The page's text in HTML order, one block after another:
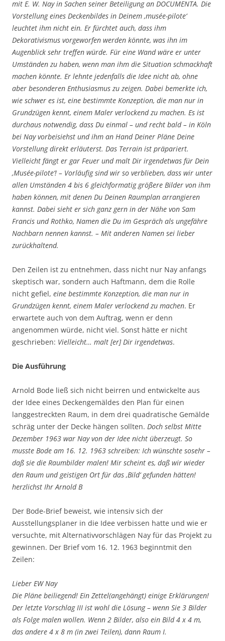
mit E. W. Nay in Sachen seiner Beteiligung an DOCUMENTA. Die
Vorstellung eines Deckenbildes in Deinem ‚musée-pilote‘
leuchtet ihm nicht ein. Er fürchtet auch, dass ihm
Dekorativismus vorgeworfen werden könnte, was ihn im
Augenblick sehr treffen würde. Für eine Wand wäre er unter
Umständen zu haben, wenn man ihm die Situation schmackhaft
machen könnte. Er lehnte jedenfalls die Idee nicht ab, ohne
aber besonderen Enthusiasmus zu zeigen. Dabei bemerkte ich,
wie schwer es ist, eine bestimmte Konzeption, die man nur in
Grundzügen kennt, einem Maler verlockend zu machen. Es ist
durchaus notwendig, dass Du einmal – und recht bald – in Köln
bei Nay vorbeisiehst und ihm an Hand Deiner Pläne Deine
Vorstellung direkt erläuterst. Das Terrain ist präpariert.
Vielleicht fängt er gar Feuer und malt Dir irgendetwas für Dein
‚Musée-pilote‘! – Vorläufig sind wir so verblieben, dass wir unter
allen Umständen 4 bis 6 gleichformatig größere Bilder von ihm
haben können, mit denen Du Deinen Raumplan arrangieren
kannst. Dabei sieht er sich ganz gern in der Nähe von Sam
Francis und Rothko, Namen die Du im Gespräch als ungefähre
Nachbarn nennen kannst. – Mit anderen Namen sei lieber
zurückhaltend.
Den Zeilen ist zu entnehmen, dass nicht nur Nay anfangs
skeptisch war, sondern auch Haftmann, dem die Rolle
nicht gefiel, eine bestimmte Konzeption, die man nur in
Grundzügen kennt, einem Maler verlockend zu machen. Er
erwartete auch von dem Auftrag, wenn er denn
angenommen würde, nicht viel. Sonst hätte er nicht
geschrieben: Vielleicht… malt [er] Dir irgendetwas.
Die Ausführung
Arnold Bode ließ sich nicht beirren und entwickelte aus
der Idee eines Deckengemäldes den Plan für einen
langgestreckten Raum, in dem drei quadratische Gemälde
schräg unter der Decke hängen sollten. Doch selbst Mitte
Dezember 1963 war Nay von der Idee nicht überzeugt. So
musste Bode am 16. 12. 1963 schreiben: Ich wünschte sosehr –
daß sie die Raumbilder malen! Mir scheint es, daß wir wieder
den Raum und geistigen Ort für das ‚Bild‘ gefunden hätten!
herzlichst Ihr Arnold B
Der Bode-Brief beweist, wie intensiv sich der
Ausstellungsplaner in die Idee verbissen hatte und wie er
versuchte, mit Alternativvorschlägen Nay für das Projekt zu
gewinnen. Der Brief vom 16. 12. 1963 beginntmit den
Zeilen:
Lieber EW Nay
Die Pläne beiliegend! Ein Zettel(angehängt) einige Erklärungen!
Der letzte Vorschlag III ist wohl die Lösung – wenn Sie 3 Bilder
als Folge malen wollen. Wenn 2 Bilder, also ein Bild 4 x 4 m,
das andere 4 x 8 m (in zwei Teilen), dann Raum I.